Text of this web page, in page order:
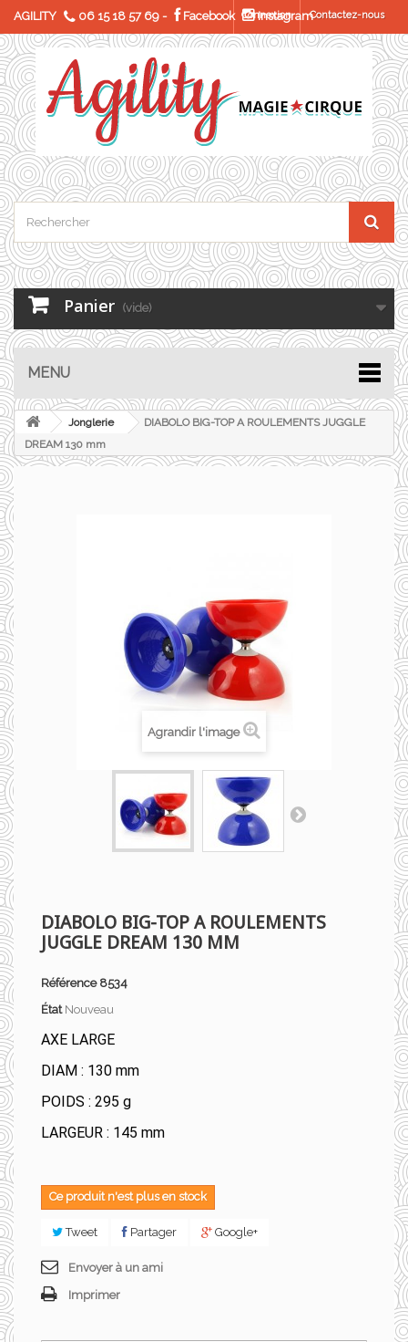
AGILITY 06 15 18 57 69 - Facebook InstagramContactez-nous
Connexion
Panier (vide)
MENU
Jonglerie
DIABOLO BIG-TOP A ROULEMENTS JUGGLE
DREAM 130 mm
Agrandir l'image
DIABOLO BIG-TOP A ROULEMENTS
JUGGLE DREAM 130 MM
Référence 8534
État Nouveau
AXE LARGE
DIAM : 130 mm
POIDS : 295 g
LARGEUR : 145 mm
Ce produit n'est plus en stock
Tweet Partager Google+
Envoyer à un ami
Imprimer